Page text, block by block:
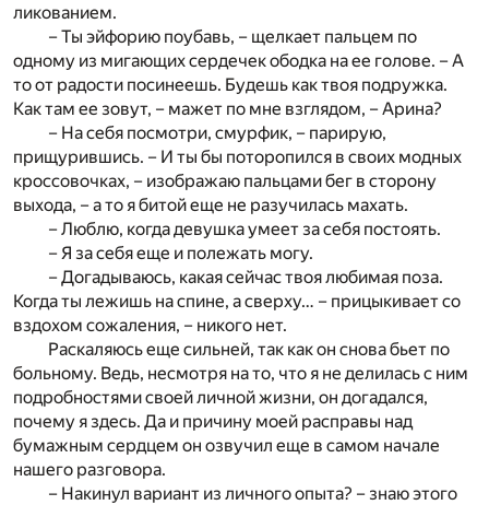
ликованием.
– Ты эйфорию поубавь, – щелкает пальцем по
одному из мигающих сердечек ободка на ее голове. – А
то от радости посинеешь. Будешь как твоя подружка.
Как там ее зовут, – мажет по мне взглядом, – Арина?
– На себя посмотри, смурфик, – парирую,
прищурившись. – И ты бы поторопился в своих модных
кроссовочках, – изображаю пальцами бег в сторону
выхода, – а то я битой еще не разучилась махать.
– Люблю, когда девушка умеет за себя постоять.
– Я за себя еще и полежать могу.
– Догадываюсь, какая сейчас твоя любимая поза.
Когда ты лежишь на спине, а сверху… – прицыкивает со
вздохом сожаления, – никого нет.
Раскаляюсь еще сильней, так как он снова бьет по
больному. Ведь, несмотря на то, что я не делилась с ним
подробностями своей личной жизни, он догадался,
почему я здесь. Да и причину моей расправы над
бумажным сердцем он озвучил еще в самом начале
нашего разговора.
– Накинул вариант из личного опыта? – знаю этого